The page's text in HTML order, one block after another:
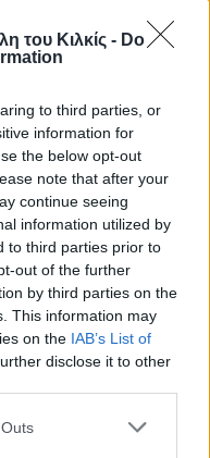
του Κιλκίς - Do
to third parties, or
information for
the below opt-out
note that after your
continue seeing
information utilized by
to third parties prior to
out of the further
by third parties on the
This information may
on the IAB’s List of
disclose it to other